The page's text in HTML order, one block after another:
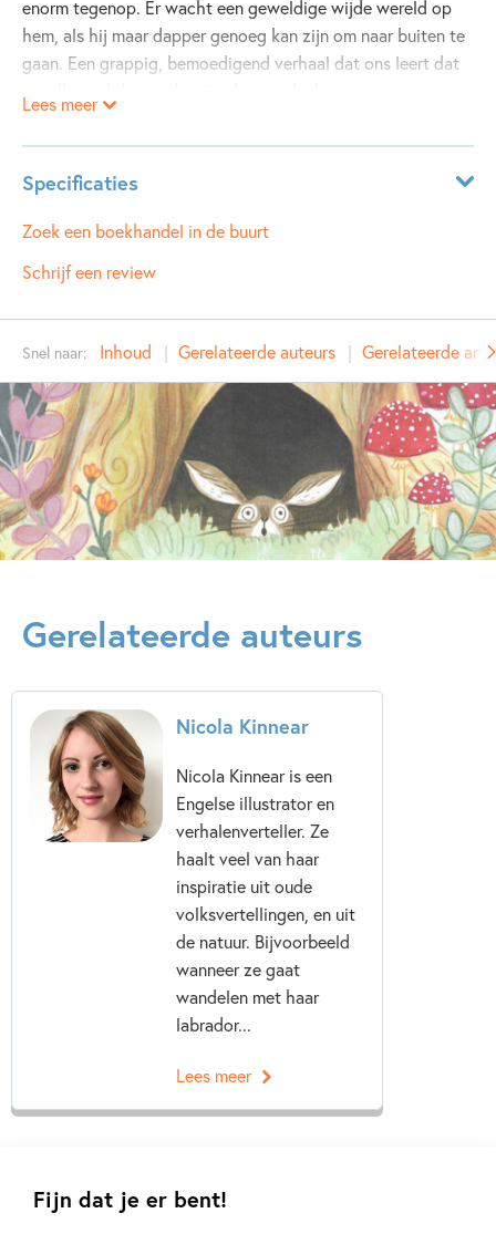
Fijn dat je er bent!
enorm tegenop. Er wacht een geweldige wijde wereld op
hem, als hij maar dapper genoeg kan zijn om naar buiten te
gaan. Een grappig, bemoedigend verhaal dat ons leert dat
Lees meer
Specificaties
ISBN: 9789048314850
NUR:
Auteur(s): Nicola Kinnear
Prijs: 14
99
Aantal pagina's:
32
Uitgever:
Veltman Uitgevers B.V.
Verschijningsdatum: 09-03-2023
Kenmerken van dit boek
Prentenboeken
Zelfvertrouwen & weerbaarheid
Zoek een boekhandel in de buurt
Schrijf een review
Snel naar: Inhoud Gerelateerde auteurs Gerelateerde
Gerelateerde auteurs
Nicola Kinnear
Nicola Kinnear is een
Engelse illustrator en
verhalenverteller. Ze
haalt veel van haar
inspiratie uit oude
volksvertellingen, en uit
de natuur. Bijvoorbeeld
wanneer ze gaat
wandelen met haar
labrador...
Lees meer